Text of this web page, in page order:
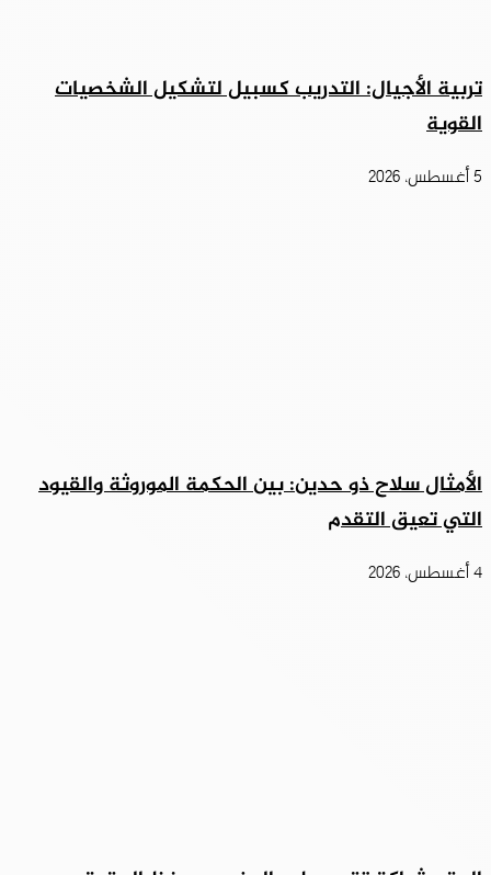
تربية الأجيال: التدريب كسبيل لتشكيل الشخصيات
القوية
5 أغسطس، 2026
الأمثال سلاح ذو حدين: بين الحكمة الموروثة والقيود
التي تعيق التقدم
4 أغسطس، 2026